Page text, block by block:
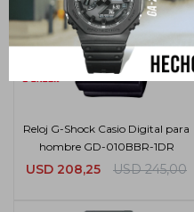
Reloj G-Shock Casio Digital para
hombre GD-010BBR-1DR
USD 208,25 USD 245,00